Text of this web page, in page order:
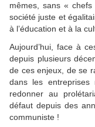
mêmes, sans «
société juste et
à l’éducation et à la
Aujourd’hui, face à
depuis plusieurs
de ces enjeux, de se
dans les
redonner au
défaut depuis des
communiste !